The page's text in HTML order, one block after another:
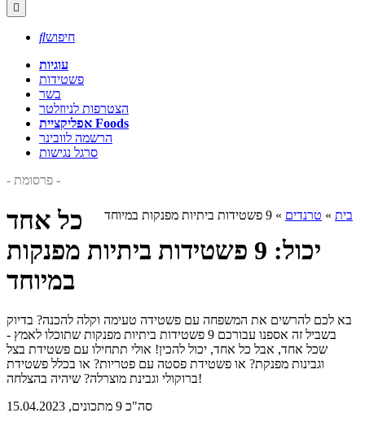

חיפוש
עוגיות
פשטידות
בשר
הצטרפות לניוזלטר
אפליקציית Foods
הרשמה לוובינר
סרגל נגישות
- פרסומת -
בית » טרנדים » 9 פשטידות ביתיות מפנקות במיוחד
כל אחד
יכול: 9 פשטידות ביתיות מפנקות
במיוחד
בא לכם להרשים את המשפחה עם פשטידה טעימה וקלה להכנה? בדיוק
בשביל זה אספנו עבורכם 9 פשטידות ביתיות מפנקות שתוכלו לאמץ -
שכל אחד, אבל כל אחד, יכול להכין! אולי תתחילו עם פשטידת בצל
וגבינות מפנקת? או פשטידת פסטה עם פטריות? או בכלל פשטידת
ברוקולי וגבינת מוצרלה? שיהיה בהצלחה!
סה"כ 9 מתכונים, 15.04.2023